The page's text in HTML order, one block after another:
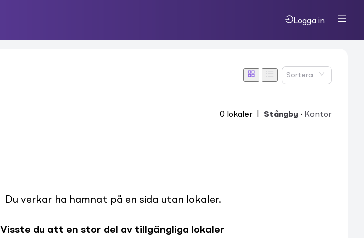
Logga in
Sortera
0 lokaler Stångby · Kontor
Du verkar ha hamnat på en sida utan lokaler.
Visste du att en stor del av tillgängliga lokaler